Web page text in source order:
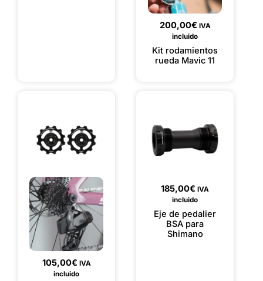
200,00€ IVA
incluido
Kit rodamientos
rueda Mavic 11
105,00€ IVA
incluido
185,00€ IVA
incluido
Eje de pedalier
BSA para
Shimano